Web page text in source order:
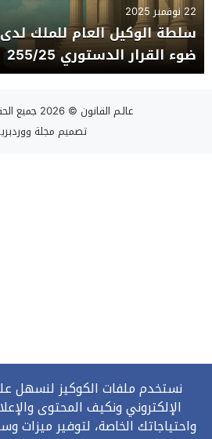
22 نوفمبر 2025
سلطة الوكيل العام للملك
ضوء القرار الدستوري 255/25
عالـم القانون © 2026 جميع الحقوق محفوظة.
تصميممجلة
نستخدم ملفات الكوكيز لنسهل
الإلكتروني ونكيف المحتوى
واحتياجاتك الخاصة، لتوفير ميزات